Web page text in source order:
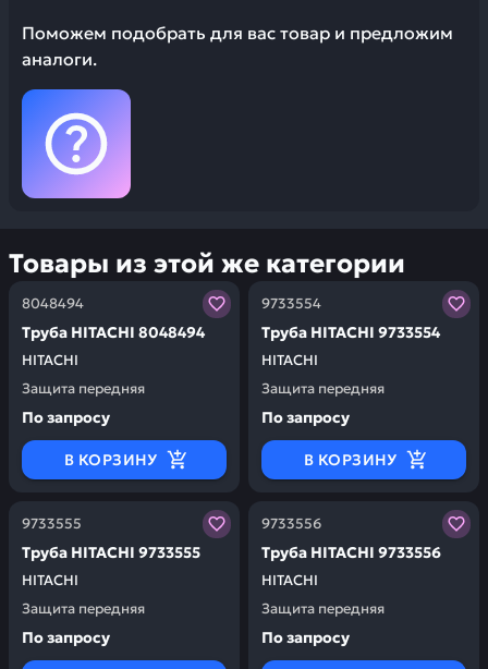
Поможем подобрать для вас товар и предложим
аналоги.
Товары из этой же категории
8048494
HITACHI
Труба HITACHI 8048494
Защита передняя
Заказывая запчасти у нас, вы получаете гарантию
По запросу
В КОРЗИНУ
9733554
HITACHI
Труба HITACHI 9733554
Защита передняя
Заказывая запчасти у
По запросу
В КОРЗИНУ
9733555
HITACHI
Труба HITACHI 9733555
Защита передняя
Заказывая запчасти у нас, вы получаете гарантию
По запросу
9733556
HITACHI
Труба HITACHI 9733556
Защита передняя
Заказывая запчасти у
По запросу